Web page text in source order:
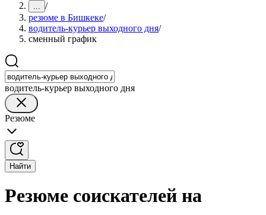
... /
резюме в Бишкеке/
водитель-курьер выходного дня/
сменный график
водитель-курьер выходного дня
Резюме
Найти
Резюме соискателей на